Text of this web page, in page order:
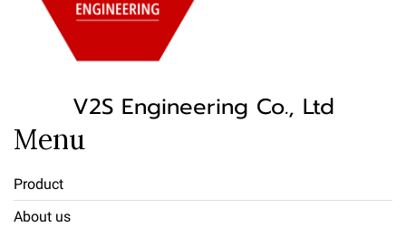
V2S Engineering Co., Ltd
Menu
Product
About us